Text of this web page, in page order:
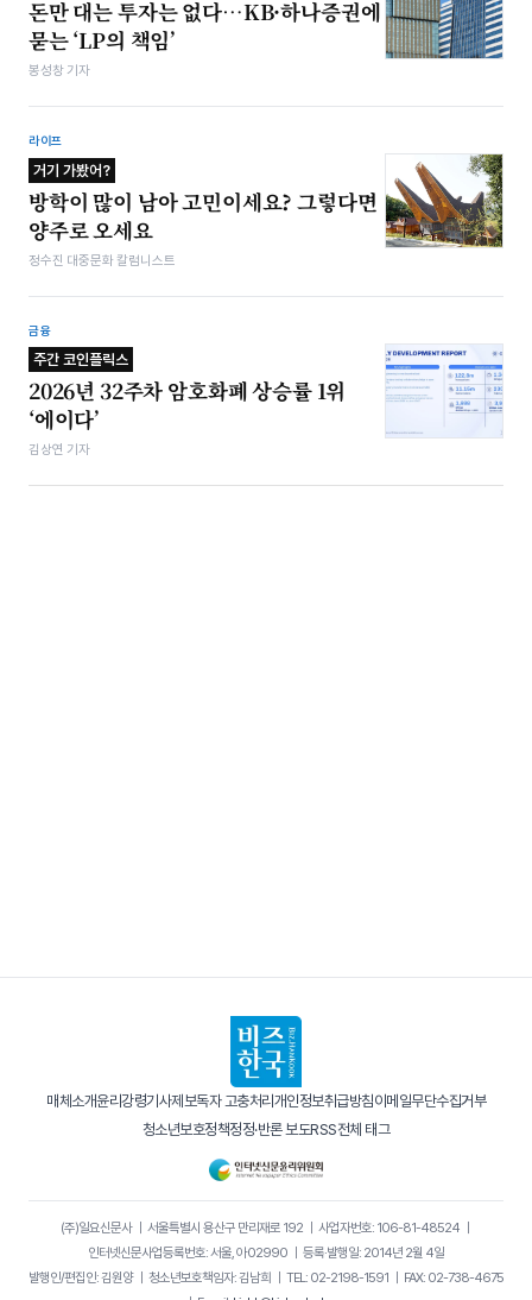
돈만 대는 투자는 없다…KB·하나증권에
묻는 ‘LP의 책임’
봉성창 기자
라이프
거기 가봤어?
방학이 많이 남아 고민이세요? 그렇다면
양주로 오세요
정수진 대중문화 칼럼니스트
금융
주간 코인플릭스
2026년 32주차 암호화폐 상승률 1위
‘에이다’
김상연 기자
매체소개윤리강령기사제보독자 고충처리 개인정보취급방침이메일무단수집거부
청소년보호정책정정·반론 보도RSS전체 태그
(주)일요신문사｜ 서울특별시 용산구 만리재로 192｜ 사업자번호: 106-81-48524｜
인터넷신문사업등록번호: 서울, 아02990
등록·발행일: 2014년 2월 4일
발행인/편집인: 김원양｜ 청소년보호책임자: 김남희 TEL: 02-2198-1591
FAX: 02-738-4675